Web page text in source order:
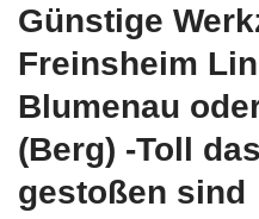
Günstige
Freinsheim
Blumenau
(Berg) -Toll
gestoßen sind